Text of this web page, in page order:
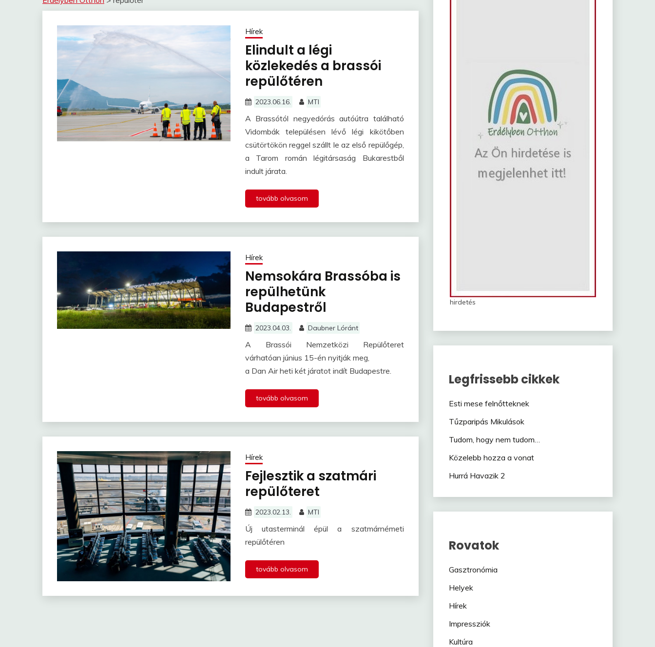
Hírek
Elindult a légi
közlekedés a brassói
repülőtéren
2023.06.16. MTI
A Brassótól negyedórás autóútra található
Vidombák településen lévő légi kikötőben
csütörtökön reggel szállt le az első repülőgép,
a Tarom román légitársaság Bukarestből
indult járata.
tovább olvasom
Hírek
Nemsokára Brassóba is
repülhetünk
Budapestről
2023.04.03. Daubner Lóránt
A Brassói Nemzetközi Repülőteret
várhatóan június 15-én nyitják meg,
a Dan Air heti két járatot indít Budapestre.
tovább olvasom
Hírek
Fejlesztik a szatmári
repülőteret
2023.02.13. MTI
Új utasterminál épül a szatmárnémeti
repülőtéren
tovább olvasom
hirdetés
Legfrissebb cikkek
Esti mese felnőtteknek
Tűzparipás Mikulások
Tudom, hogy nem tudom…
Közelebb hozza a vonat
Hurrá Havazik 2
Rovatok
Gasztronómia
Helyek
Hírek
Impressziók
Kultúra